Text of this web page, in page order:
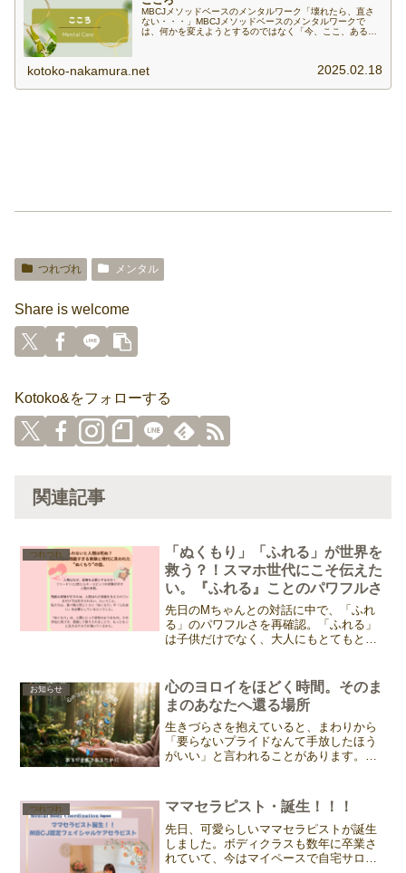
MBCJメソッドベースのメンタルワーク「壊れたら、直さ
ない・・・」MBCJメソッドベースのメンタルワークで
は、何かを変えようとするのではなく「今、ここ、あるが
kotoko-nakamura.net 2025.02.18
つれづれ メンタル
Share is welcome
Kotoko&をフォローする
関連記事
つれづれ
「ぬくもり」「ふれる」が世界を
救う？！スマホ世代にこそ伝えた
い。『ふれる』ことのパワフルさ
先日のMちゃんとの対話に中で、「ふれ
る」のパワフルさを再確認。「ふれる」
は子供だけでなく、大人にもとてもとて
ずは知ってほしい。～フリードリヒ2世の
実験～今から800年ほ...
お知らせ
心のヨロイをほどく時間。そのま
まのあなたへ還る場所
生きづらさを抱えていると、まわりから
「要らないプライドなんて手放したほう
がいい」と言われることがあります。頭
な、心のヨロイ。 それはきっと、今まで
一生懸命に生きてきたあ...
つれづれ ママセラピスト・誕生！！！
先日、可愛らしいママセラピストが誕生
しました。ボディクラスも数年に卒業さ
れていて、今はマイペースで自宅サロン